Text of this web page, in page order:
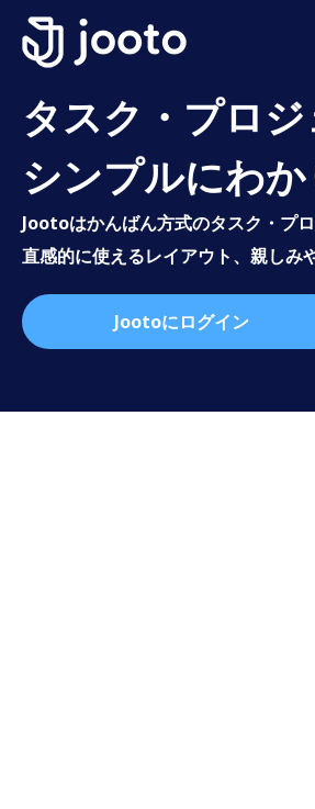
タスク・プロ
シンプルにわか
Jootoはかんばん方式のタスク・プ
直感的に使えるレイアウト、親しみ
Jootoにログイン